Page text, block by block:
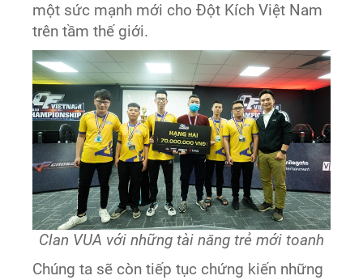
một sức mạnh mới cho Đột Kích Việt Nam
trên tầm thế giới.
Clan VUA với những tài năng trẻ mới toanh
Chúng ta sẽ còn tiếp tục chứng kiến những